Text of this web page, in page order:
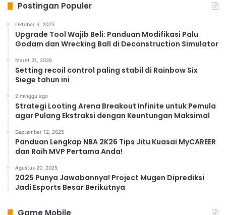
Lainnya
Bagi penggemar seri Call of Duty, Warzone Mobile
menawarkan integrasi dengan game Call of Duty
mendapatkan hadiah eksklusif. Integrasi ini
memperkuat komunitas Call of Duty dan memberikan
nilai tambah bagi para pemain setia.
Read Also:
“Game MOBA Ringan Tapi Serius Bikin Nagih!
Brawl Stars Buktikan Kalau Ukuran Kecil Bisa
Bikin Pertarungan Super Seru”
Club Hadir dengan Pertarungan Konyol yang
Postingan Populer
Oktober 3, 2025
Upgrade Tool Wajib Beli: Panduan Modifikasi Palu
Godam dan Wrecking Ball di Deconstruction Simulator
Maret 21, 2026
Setting recoil control paling stabil di Rainbow Six
Siege tahun ini
2 minggu ago
Strategi Looting Arena Breakout Infinite untuk Pemula
agar Pulang Ekstraksi dengan Keuntungan Maksimal
September 12, 2025
Panduan Lengkap NBA 2K26 Tips Jitu Kuasai MyCAREER
dan Raih MVP Pertama Anda!
Agustus 20, 2025
2025 Punya Jawabannya! Project Mugen Diprediksi
Jadi Esports Besar Berikutnya
Game Mobile